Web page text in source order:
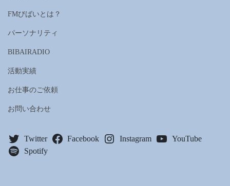
FMびばいとは？
パーソナリティ
BIBAIRADIO
活動実績
お仕事のご依頼
お問い合わせ
Twitter Facebook Instagram
YouTube
Spotify